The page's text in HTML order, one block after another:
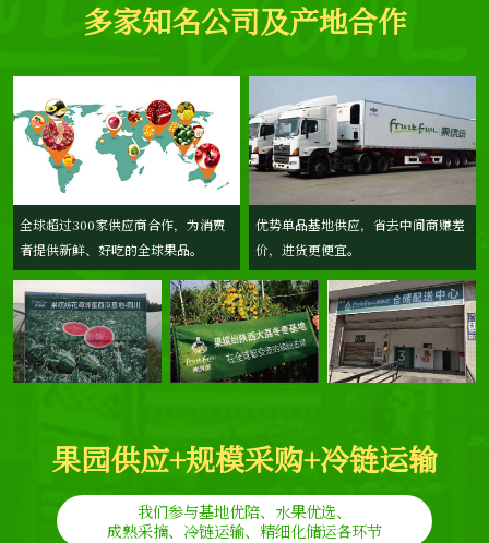
多家知名公司及产地合作
全球超过300家供应商合作，为消费
者提供新鲜、好吃的全球果品。
优势单品基地供应，省去中间商赚差
价，进货更便宜。
果园供应+规模采购+冷链运输
我们参与基地优陪、水果优选、
成熟采摘、冷链运输、精细化储运各环节